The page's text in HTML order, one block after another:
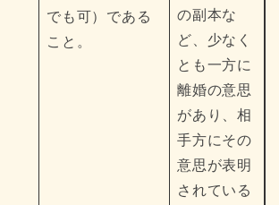
でも可）である
こと。
の副本な
ど、少なく
とも一方に
離婚の意思
があり、相
手方にその
意思が表明
されている